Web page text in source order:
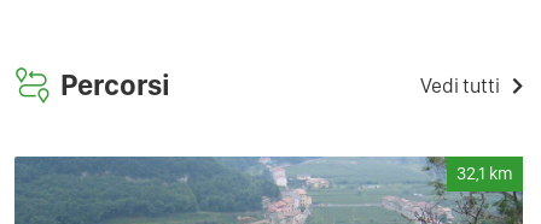
Percorsi Vedi tutti
32,1 km